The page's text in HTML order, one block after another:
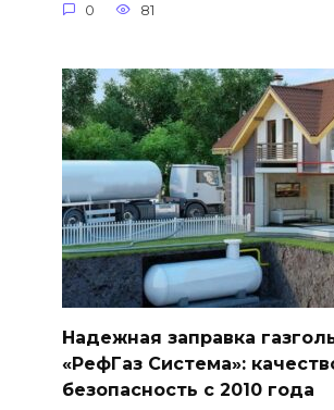
0 81
Надежная заправка
«РефГаз Система»:
безопасность с 2010 года